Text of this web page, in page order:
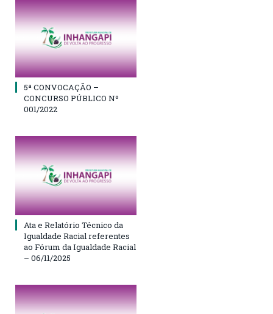
5ª CONVOCAÇÃO –
CONCURSO PÚBLICO Nº
001/2022
Ata e Relatório Técnico da
Igualdade Racial referentes
ao Fórum da Igualdade Racial
– 06/11/2025